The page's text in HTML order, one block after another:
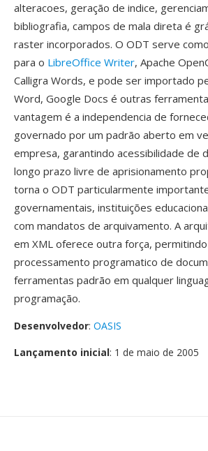
alteracoes, geração de indice,
bibliografia, campos de mala direta é
raster incorporados. O ODT serve
para o LibreOffice Writer, Apache
Calligra Words, e pode ser importado
Word, Google Docs é outras
vantagem é a independencia de
governado por um padrão aberto em
empresa, garantindo acessibilidade de
longo prazo livre de aprisionamento
torna o ODT particularmente
governamentais, instituições
com mandatos de arquivamento. A
em XML oferece outra força,
processamento programatico de
ferramentas padrão em qualquer
programação.
Desenvolvedor: OASIS
Lançamento inicial: 1 de maio de 2005